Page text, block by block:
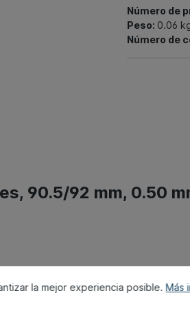
Número de
Peso: 0.06
Número de
90.5/92 mm, 0.50
la mejor experiencia posible. Más